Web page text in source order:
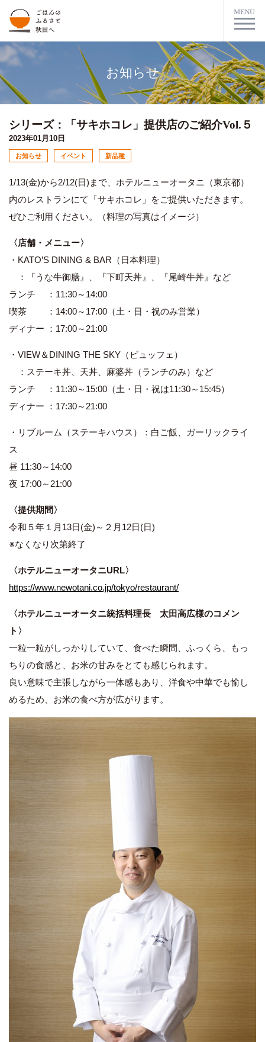
お知らせ
シリーズ：「サキホコレ」提供店のご紹介Vol.５
2023年01月10日
お知らせ イベント 新品種
1/13(金)から2/12(日)まで、ホテルニューオータニ（東京都）
内のレストランにて「サキホコレ」をご提供いただきます。
ぜひご利用ください。（料理の写真はイメージ）
〈店舗・メニュー〉
・KATO’S DINING & BAR（日本料理）
：『うな牛御膳』、『下町天丼』、『尾崎牛丼』など
ランチ ：11:30～14:00
喫茶 ：14:00～17:00（土・日・祝のみ営業）
ディナー ：17:00～21:00
・VIEW＆DINING THE SKY（ビュッフェ）
：ステーキ丼、天丼、麻婆丼（ランチのみ）など
ランチ ：11:30～15:00（土・日・祝は11:30～15:45）
ディナー ：17:30～21:00
・リブルーム（ステーキハウス）：白ご飯、ガーリックライ
ス
昼 11:30～14:00
夜 17:00～21:00
〈提供期間〉
令和５年１月13日(金)～２月12日(日)
※なくなり次第終了
〈ホテルニューオータニURL〉
https://www.newotani.co.jp/tokyo/restaurant/
〈ホテルニューオータニ統括料理長 太田高広様のコメン
ト〉
一粒一粒がしっかりしていて、食べた瞬間、ふっくら、もっ
ちりの食感と、お米の甘みをとても感じられます。
良い意味で主張しながら一体感もあり、洋食や中華でも愉し
めるため、お米の食べ方が広がります。